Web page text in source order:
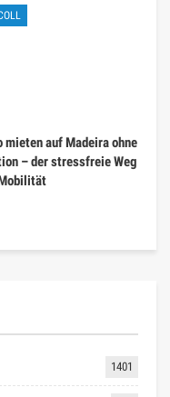
mieten auf Madeira ohne
– der stressfreie Weg
1401